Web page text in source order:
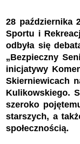
28 października
Sportu i
odbyła się
„Bezpieczny
inicjatywy
Skierniewicach
Kulikowskiego.
szeroko
starszych, a
społecznością.